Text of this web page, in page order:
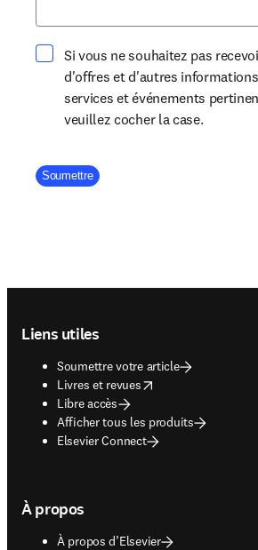
Si vous ne souhaitez pas
d'offres et d'autres
services et événements
veuillez cocher la case.
Company Division
Soumettre
Liens utiles
Soumettre votre article
Livres et revues
opens in new tab/window
Libre accès
Afficher tous les produits
Elsevier Connect
À propos
À propos d’Elsevier